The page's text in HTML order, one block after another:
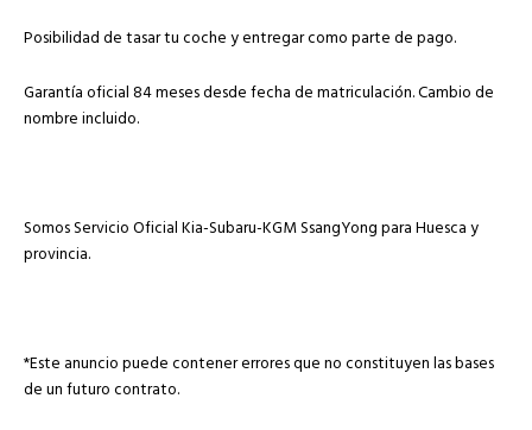
Posibilidad de tasar tu coche y entregar como parte de pago.
Garantía oficial 84 meses desde fecha de matriculación. Cambio de
nombre incluido.
Somos Servicio Oficial Kia-Subaru-KGM SsangYong para Huesca y
provincia.
*Este anuncio puede contener errores que no constituyen las bases
de un futuro contrato.